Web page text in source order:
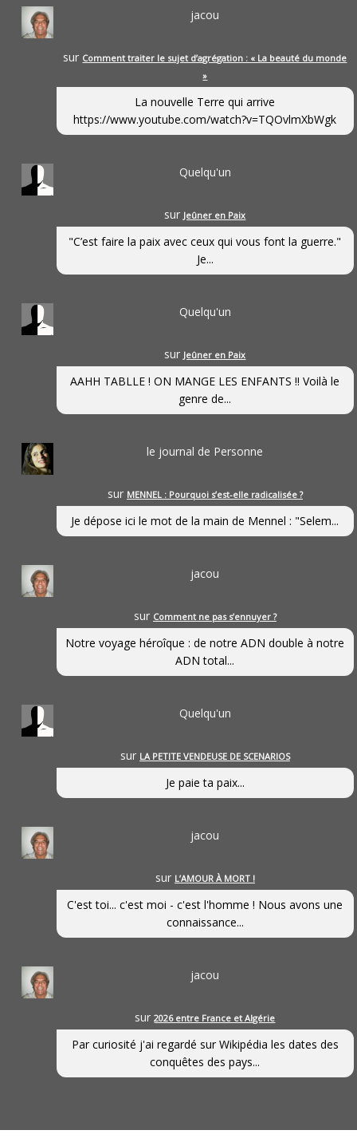
jacou
sur Comment traiter le sujet d’agrégation : « La beauté du monde
»
La nouvelle Terre qui arrive
https://www.youtube.com/watch?v=TQOvlmXbWgk
Quelqu'un
sur Jeûner en Paix
"C’est faire la paix avec ceux qui vous font la guerre."
Je...
Quelqu'un
sur Jeûner en Paix
AAHH TABLLE ! ON MANGE LES ENFANTS !! Voilà le
genre de...
le journal de Personne
sur MENNEL : Pourquoi s’est-elle radicalisée ?
Je dépose ici le mot de la main de Mennel : "Selem...
jacou
sur Comment ne pas s’ennuyer ?
Notre voyage héroîque : de notre ADN double à notre
ADN total...
Quelqu'un
sur LA PETITE VENDEUSE DE SCENARIOS
Je paie ta paix...
jacou
sur L’AMOUR À MORT !
C'est toi... c'est moi - c'est l'homme ! Nous avons une
connaissance...
jacou
sur2026 entre France et Algérie
Par curiosité j'ai regardé sur Wikipédia les dates des
conquêtes des pays...